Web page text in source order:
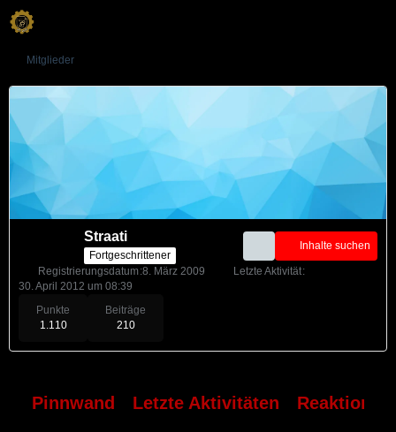
Mitglieder
Straati
Fortgeschrittener
Punkte
1.110
Beiträge
210
Inhalte suchen
Registrierungsdatum 8. März 2009
Letzte Aktivität
30. April 2012 um 08:39
Pinnwand Letzte Aktivitäten Reaktionen